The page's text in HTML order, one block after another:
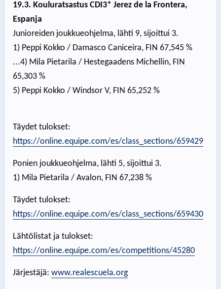
19.3. Kouluratsastus CDI3* Jerez de la Frontera,
Espanja
Junioreiden joukkueohjelma, lähti 9, sijoittui 3.
1) Peppi Kokko / Damasco Caniceira, FIN 67,545 %
...4) Mila Pietarila / Hestegaadens Michellin, FIN
65,303 %
5) Peppi Kokko / Windsor V, FIN 65,252 %
Täydet tulokset:
https://online.equipe.com/es/class_sections/659429
Ponien joukkueohjelma, lähti 5, sijoittui 3.
1) Mila Pietarila / Avalon, FIN 67,238 %
Täydet tulokset:
https://online.equipe.com/es/class_sections/659430
Lähtölistat ja tulokset:
https://online.equipe.com/es/competitions/45280
Järjestäjä: www.realescuela.org